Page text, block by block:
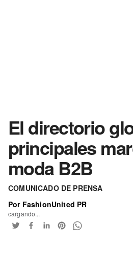
El directorio
principales
moda B2B
COMUNICADO DE PRENSA
Por FashionUnited PR
cargando...